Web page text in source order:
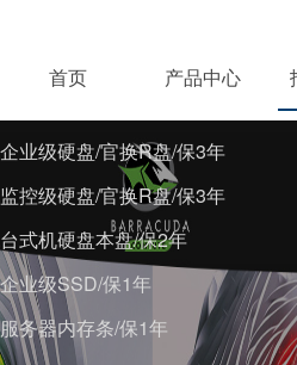
首页 产品中心
业级硬盘/官换R盘/保3年
控级硬盘/官换R盘/保3年
式机硬盘本盘/保2年
业级SSD/保1年
务器内存条/保1年